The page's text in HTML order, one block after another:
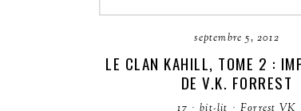
septembre 5, 2012
LE CLAN KAHILL, TOME 2 :
DE V.K. FORREST